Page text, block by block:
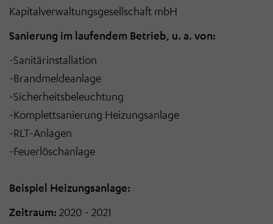
Kapitalverwaltungsgesellschaft mbH
Sanierung im laufendem Betrieb, u. a. von:
-Sanitärinstallation
-Brandmeldeanlage
-Sicherheitsbeleuchtung
-Komplettsanierung Heizungsanlage
-RLT-Anlagen
-Feuerlöschanlage
Beispiel Heizungsanlage:
Zeitraum: 2020 - 2021